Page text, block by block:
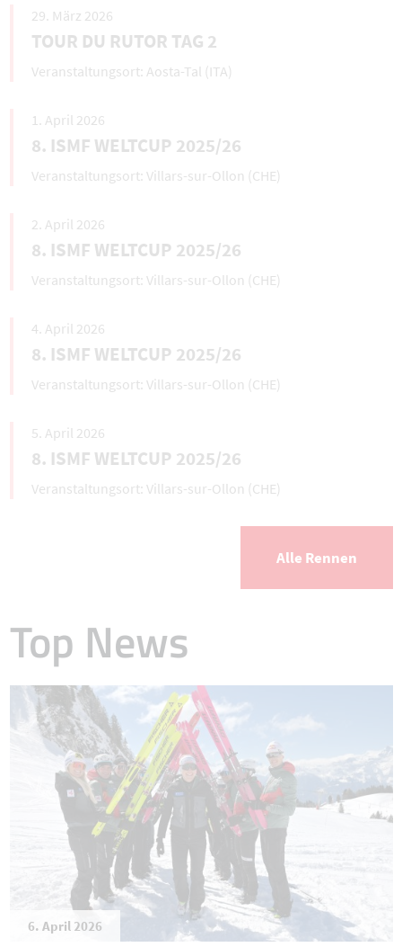
29. März 2026
TOUR DU RUTOR TAG 2
Aosta-Tal (ITA)
1. April 2026
8. ISMF WELTCUP 2025/26
Villars-sur-Ollon (CHE)
2. April 2026
8. ISMF WELTCUP 2025/26
Villars-sur-Ollon (CHE)
4. April 2026
8. ISMF WELTCUP 2025/26
Villars-sur-Ollon (CHE)
5. April 2026
8. ISMF WELTCUP 2025/26
Villars-sur-Ollon (CHE)
Alle Rennen
Top News
6. April 2026